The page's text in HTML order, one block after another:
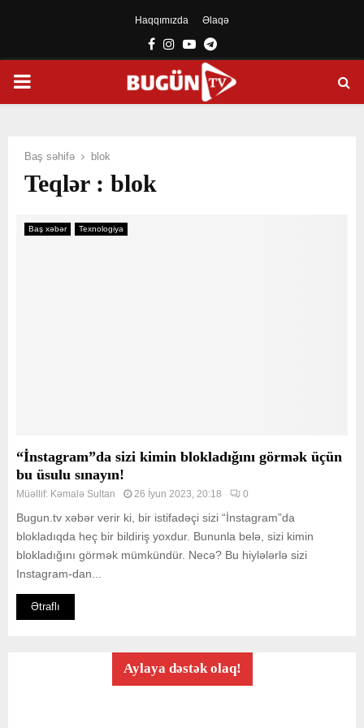
Haqqımızda Əlaqə
Facebook
Instagram
YoutubeTelegram
PRIMARY
Baş səhifə blok
Teqlər : blok
Baş xəbər Texnologiya
“İnstagram”da sizi kimin blokladığını görmək üçün
bu üsulu sınayın!
Müəllif: Kəmalə Sultan 26 İyun 2023, 20:18 0
Bugun.tv xəbər verir ki, bir istifadəçi sizi “İnstagram”da
blokladıqda heç bir bildiriş yoxdur. Bununla belə, sizi kimin
blokladığını görmək mümkündür. Necə? Bu hiylələrlə sizi
Instagram-dan...
Ətraflı
Aylaya dəstək olaq!